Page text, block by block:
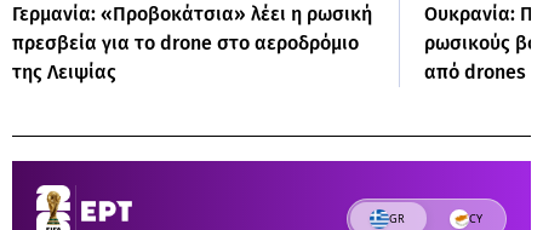
Γερμανία: «Προβοκάτσια» λέει η ρωσική
πρεσβεία για το drone στο αεροδρόμιο
της Λειψίας
Ουκρανία:
ρωσικούς
από drones -